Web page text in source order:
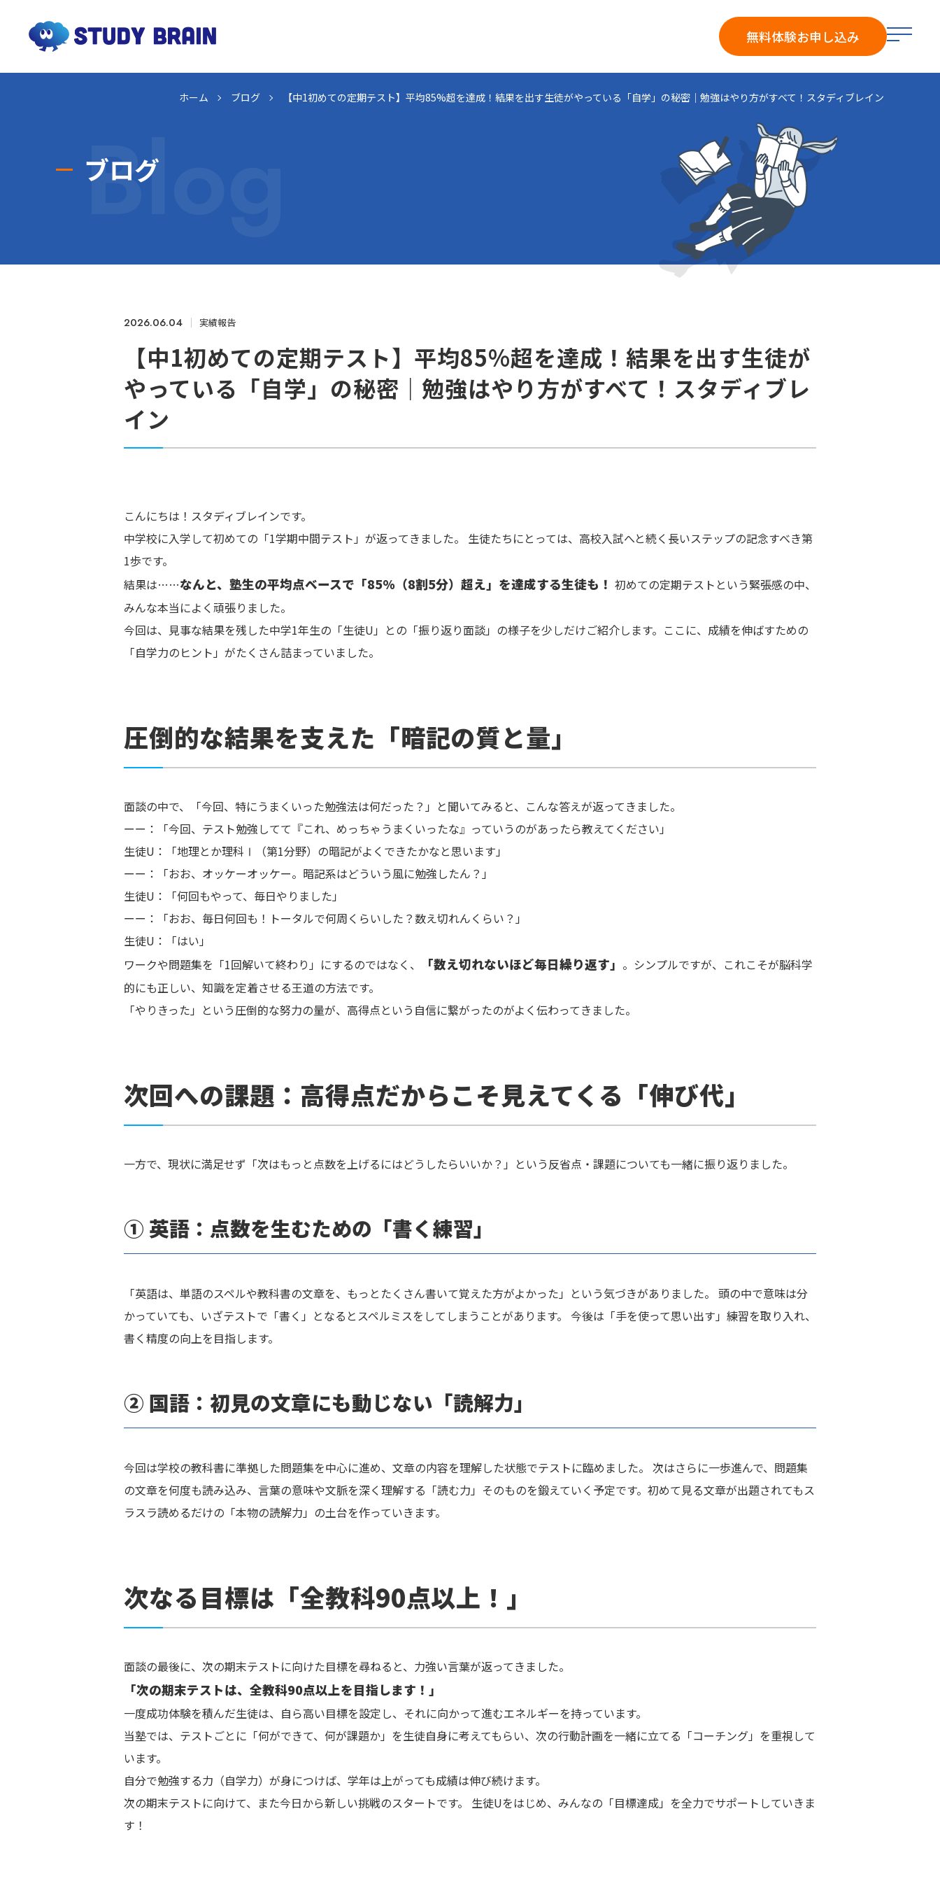
無料体験お申し込み
メ
ホーム ブログ 【中1初めての定期テスト】平均85%超を達成！結果を出す生徒がやっている「自学」の秘密｜勉強はやり方がすべて！スタディブレイン
ブログ
Blog
2026.06.04 実績報告
【中1初めての定期テスト】平均85%超を達成！結果を出す生徒が
やっている「自学」の秘密｜勉強はやり方がすべて！スタディブレ
イン
こんにちは！スタディブレインです。
中学校に入学して初めての「1学期中間テスト」が返ってきました。 生徒たちにとっては、高校入試へと続く長いステップの記念すべき第
1歩です。
結果は……なんと、塾生の平均点ベースで「85%（8割5分）超え」を達成する生徒も！ 初めての定期テストという緊張感の中、
みんな本当によく頑張りました。
今回は、見事な結果を残した中学1年生の「生徒U」との「振り返り面談」の様子を少しだけご紹介します。ここに、成績を伸ばすための
「自学力のヒント」がたくさん詰まっていました。
圧倒的な結果を支えた「暗記の質と量」
面談の中で、「今回、特にうまくいった勉強法は何だった？」と聞いてみると、こんな答えが返ってきました。
ーー：「今回、テスト勉強してて『これ、めっちゃうまくいったな』っていうのがあったら教えてください」
生徒U：「地理とか理科Ⅰ（第1分野）の暗記がよくできたかなと思います」
ーー：「おお、オッケーオッケー。暗記系はどういう風に勉強したん？」
生徒U：「何回もやって、毎日やりました」
ーー：「おお、毎日何回も！トータルで何周くらいした？数え切れんくらい？」
生徒U：「はい」
ワークや問題集を「1回解いて終わり」にするのではなく、
「数え切れないほど毎日繰り返す」 。シンプルですが、これこそが脳科学
的にも正しい、知識を定着させる王道の方法です。
「やりきった」という圧倒的な努力の量が、高得点という自信に繋がったのがよく伝わってきました。
次回への課題：高得点だからこそ見えてくる「伸び代」
一方で、現状に満足せず「次はもっと点数を上げるにはどうしたらいいか？」という反省点・課題についても一緒に振り返りました。
① 英語：点数を生むための「書く練習」
「英語は、単語のスペルや教科書の文章を、もっとたくさん書いて覚えた方がよかった」という気づきがありました。 頭の中で意味は分
かっていても、いざテストで「書く」となるとスペルミスをしてしまうことがあります。 今後は「手を使って思い出す」練習を取り入れ、
書く精度の向上を目指します。
② 国語：初見の文章にも動じない「読解力」
今回は学校の教科書に準拠した問題集を中心に進め、文章の内容を理解した状態でテストに臨めました。 次はさらに一歩進んで、問題集
の文章を何度も読み込み、言葉の意味や文脈を深く理解する「読む力」そのものを鍛えていく予定です。初めて見る文章が出題されてもス
ラスラ読めるだけの「本物の読解力」の土台を作っていきます。
次なる目標は「全教科90点以上！」
面談の最後に、次の期末テストに向けた目標を尋ねると、力強い言葉が返ってきました。
「次の期末テストは、全教科90点以上を目指します！」
一度成功体験を積んだ生徒は、自ら高い目標を設定し、それに向かって進むエネルギーを持っています。
当塾では、テストごとに「何ができて、何が課題か」を生徒自身に考えてもらい、次の行動計画を一緒に立てる「コーチング」を重視して
います。
自分で勉強する力（自学力）が身につけば、学年は上がっても成績は伸び続けます。
次の期末テストに向けて、また今日から新しい挑戦のスタートです。 生徒Uをはじめ、みんなの「目標達成」を全力でサポートしていきま
す！